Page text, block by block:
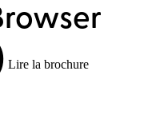
Lire la brochure